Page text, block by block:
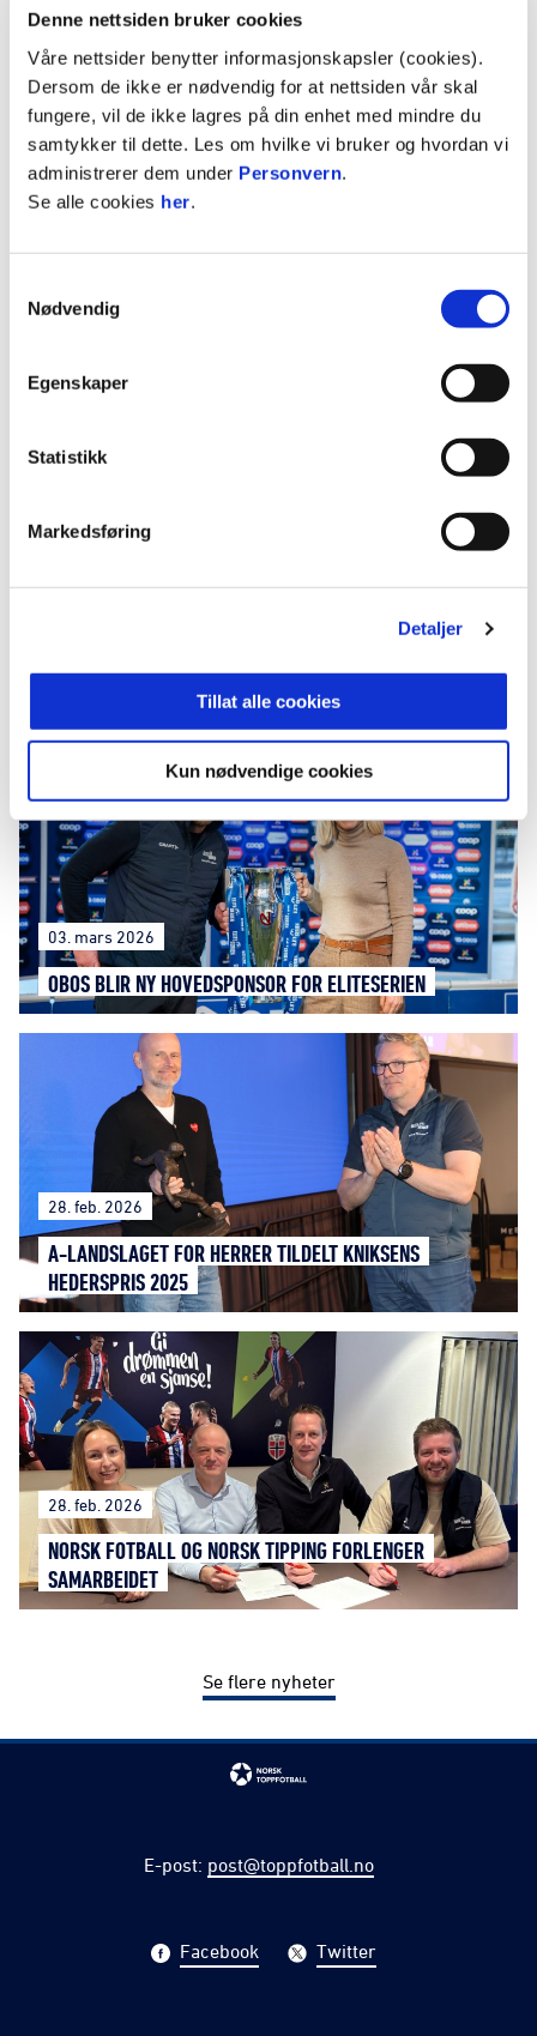
Denne nettsiden bruker cookies
Våre nettsider benytter informasjonskapsler (cookies).
Dersom de ikke er nødvendig for at nettsiden vår skal
fungere, vil de ikke lagres på din enhet med mindre du
samtykker til dette. Les om hvilke vi bruker og hvordan vi
administrerer dem under Personvern.
Se alle cookies her.
Nødvendig
Egenskaper
Statistikk
Markedsføring
Detaljer
Tillat alle cookies
Kun nødvendige cookies
01. juni 2026
ØKTE INNTEKTER OG FORBEDRET ROBUSTHET I NORSKE
TOPPFOTBALLKLUBBER
SYNSAM BLIR OFFISIELL PARTNER TIL ELITESERIEN
03. mars 2026
OBOS BLIR NY HOVEDSPONSOR FOR ELITESERIEN
28. feb. 2026
A-LANDSLAGET FOR HERRER TILDELT KNIKSENS
HEDERSPRIS 2025
28. feb. 2026
NORSK FOTBALL OG NORSK TIPPING FORLENGER
SAMARBEIDET
Se flere nyheter
E-post: post@toppfotball.no
Facebook Twitter